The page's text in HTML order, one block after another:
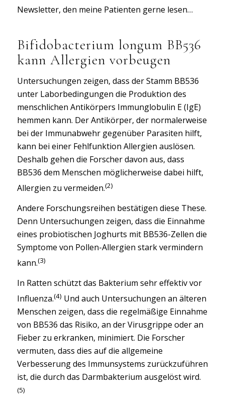
Newsletter, den meine Patienten gerne lesen…
Bifidobacterium longum BB536
kann Allergien vorbeugen
Untersuchungen zeigen, dass der Stamm BB536
unter Laborbedingungen die Produktion des
menschlichen Antikörpers Immunglobulin E (IgE)
hemmen kann. Der Antikörper, der normalerweise
bei der Immunabwehr gegenüber Parasiten hilft,
kann bei einer Fehlfunktion Allergien auslösen.
Deshalb gehen die Forscher davon aus, dass
BB536 dem Menschen möglicherweise dabei hilft,
Allergien zu vermeiden.(2)
Andere Forschungsreihen bestätigen diese These.
Denn Untersuchungen zeigen, dass die Einnahme
eines probiotischen Joghurts mit BB536-Zellen die
Symptome von Pollen-Allergien stark vermindern
kann.(3)
In Ratten schützt das Bakterium sehr effektiv vor
Influenza.(4) Und auch Untersuchungen an älteren
Menschen zeigen, dass die regelmäßige Einnahme
von BB536 das Risiko, an der Virusgrippe oder an
Fieber zu erkranken, minimiert. Die Forscher
vermuten, dass dies auf die allgemeine
Verbesserung des Immunsystems zurückzuführen
ist, die durch das Darmbakterium ausgelöst wird.
(5)